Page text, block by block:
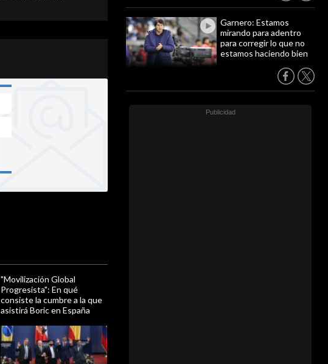
Garnero: Estamos
mirando para adentro
para corregir lo que no
estamos haciendo bien
"Movilización Global
Progresista": En qué
consiste la cumbre a la que
asistirá Boric en España